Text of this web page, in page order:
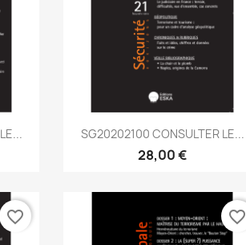
Aperçu rapide
SG20202100 CONSULTER LE...
28,00 €
favorite_border favorite_border